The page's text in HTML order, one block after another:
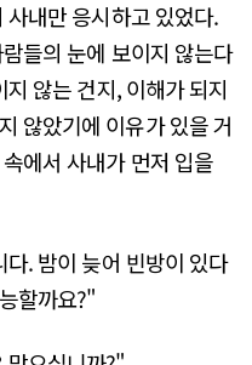
내만 응시하고 있었다.
들의 눈에 보이지 않는다
않는 건지, 이해가 되지
않았기에 이유가 있을 거
에서 사내가 먼저 입을
. 밤이 늦어 빈방이 있다
할까요?"